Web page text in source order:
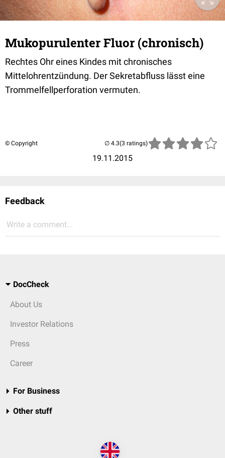
Mukopurulenter Fluor (chronisch)
Rechtes Ohr eines Kindes mit chronisches
Mittelohrentzündung. Der Sekretabfluss lässt eine
Trommelfellperforation vermuten.
© Copyright
19.11.2015
(3 ratings)
Feedback
Write a comment...
DocCheck
About Us
Investor Relations
Press
Career
For Business
Other stuff